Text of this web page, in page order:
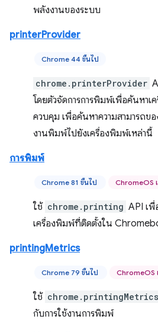
พลังงานของระบบ
printerProvider
Chrome 44 ขึ้นไป
chrome.printerProvider
โดยตัวจัดการการพิมพ์เพื่อค้นหา
ควบคุม เพื่อค้นหาความสามารถข
งานพิมพ์ไปยังเครื่องพิมพ์เหล่านี้
การพิมพ์
Chrome 81 ขึ้นไป ChromeOS
ใช้ chrome.printing API เ
เครื่องพิมพ์ที่ติดตั้งใน
printingMetrics
Chrome 79 ขึ้นไป ChromeOS
ใช้ chrome.printingMetrics
กับการใช้งานการพิมพ์